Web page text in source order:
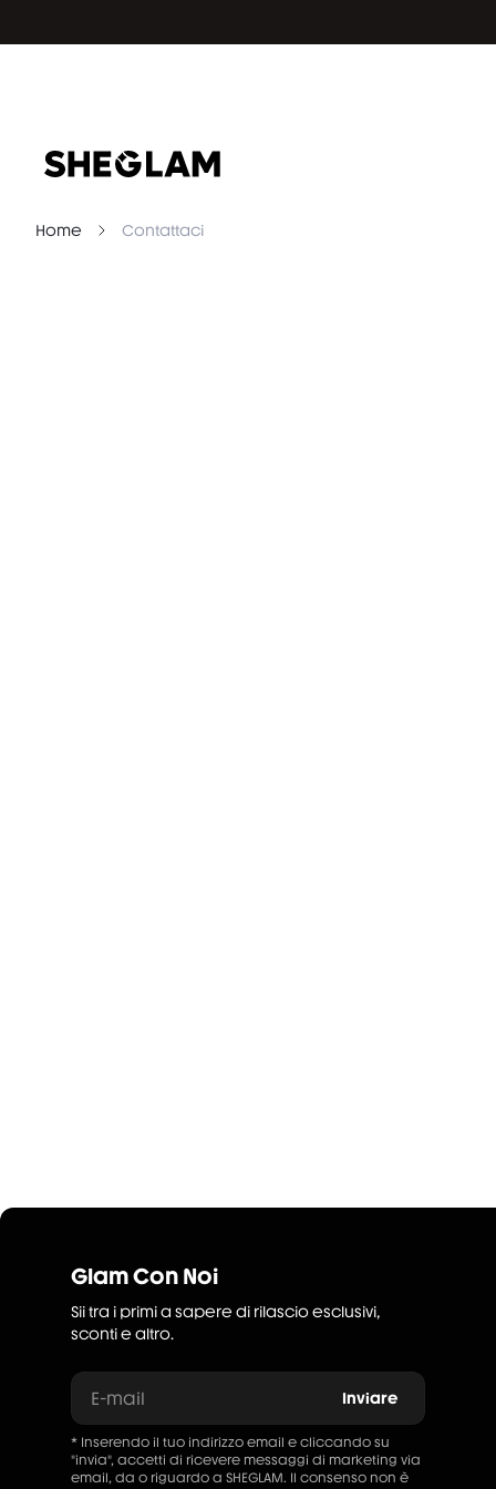
Home Contattaci
Glam Con Noi
Sii tra i primi a sapere di rilascio esclusivi,
sconti e altro.
E-mail Inviare
* Inserendo il tuo indirizzo email e cliccando su
"invia", accetti di ricevere messaggi di marketing via
email, da o riguardo a SHEGLAM. Il consenso non è